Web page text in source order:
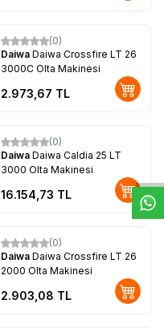
(0)
Daiwa Daiwa Crossfire LT 26
3000C Olta Makinesi
2.973,67 TL
(0)
Daiwa Daiwa Caldia 25 LT
3000 Olta Makinesi
16.154,73 TL
(0)
Daiwa Daiwa Crossfire LT 26
2000 Olta Makinesi
2.903,08 TL